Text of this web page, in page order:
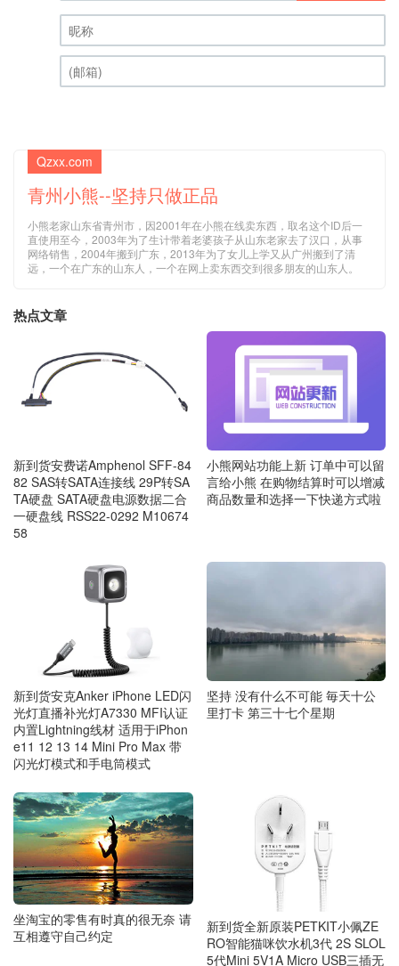
昵称 (必填)
Qzxx.com
青州小熊--坚持只做正品
小熊老家山东省青州市，因2001年在小熊在线卖东西，取名这个ID后一
直使用至今，2003年为了生计带着老婆孩子从山东老家去了汉口，从事
网络销售，2004年搬到广东，2013年为了女儿上学又从广州搬到了清
远，一个在广东的山东人，一个在网上卖东西交到很多朋友的山东人。
热点文章
新到货安费诺Amphenol SFF-84
82 SAS转SATA连接线 29P转SA
TA硬盘 SATA硬盘电源数据二合
一硬盘线 RSS22-0292 M10674
58
小熊网站功能上新 订单中可以留
言给小熊 在购物结算时可以增减
商品数量和选择一下快递方式啦
新到货安克Anker iPhone LED闪
光灯直播补光灯A7330 MFI认证
内置Lightning线材 适用于iPhon
e11 12 13 14 Mini Pro Max 带
闪光灯模式和手电筒模式
坚持 没有什么不可能 毎天十公
里打卡 第三十七个星期
坐淘宝的零售有时真的很无奈 请
互相遵守自己约定
新到货全新原装PETKIT小佩ZE
RO智能猫咪饮水机3代 2S SLOL
5代Mini 5V1A Micro USB三插无